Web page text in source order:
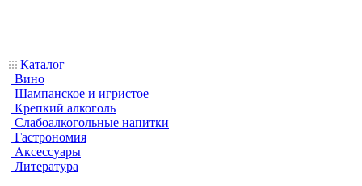
Каталог
Вино
Шампанское и игристое
Крепкий алкоголь
Слабоалкогольные напитки
Гастрономия
Аксессуары
Литература